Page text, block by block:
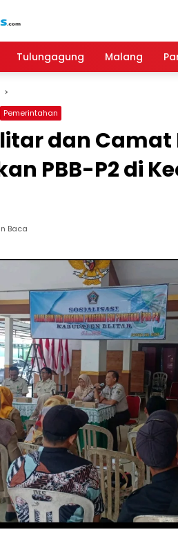
Tulungagung Malang
Pemerintahan
dan Camat
PBB-P2 di
Baca